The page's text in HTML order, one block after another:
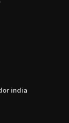
india